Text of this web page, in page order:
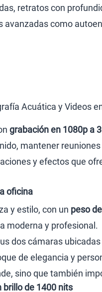
retratos con
como
Acuática y Videos
grabación en 1080p a
mantener
y efectos que
oficina
y estilo, con un peso
moderna y profesional.
dos cámaras
de elegancia y
sino que también
brillo de 1400 nits